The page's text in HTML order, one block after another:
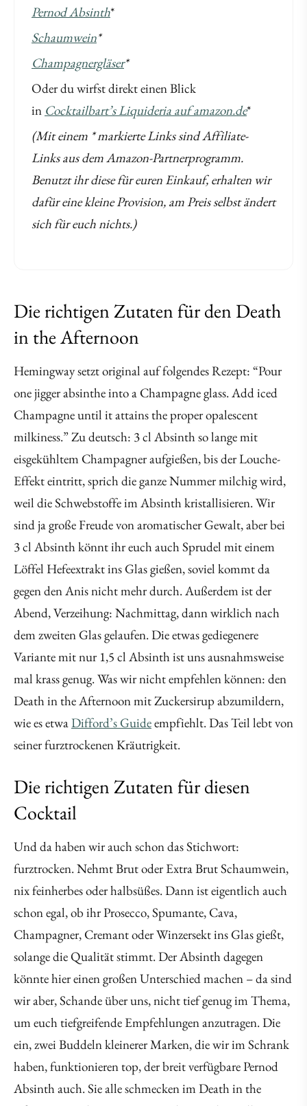
Pernod Absinth*
Schaumwein*
Champagnergläser*
Oder du wirfst direkt einen Blick
in Cocktailbart’s Liquideria auf amazon.de*
(Mit einem * markierte Links sind Affiliate-
Links aus dem Amazon-Partnerprogramm.
Benutzt ihr diese für euren Einkauf, erhalten wir
dafür eine kleine Provision, am Preis selbst ändert
sich für euch nichts.)
Die richtigen Zutaten für den Death
in the Afternoon
Hemingway setzt original auf folgendes Rezept: “Pour
one jigger absinthe into a Champagne glass. Add iced
Champagne until it attains the proper opalescent
milkiness.” Zu deutsch: 3 cl Absinth so lange mit
eisgekühltem Champagner aufgießen, bis der Louche-
Effekt eintritt, sprich die ganze Nummer milchig wird,
weil die Schwebstoffe im Absinth kristallisieren. Wir
sind ja große Freude von aromatischer Gewalt, aber bei
3 cl Absinth könnt ihr euch auch Sprudel mit einem
Löffel Hefeextrakt ins Glas gießen, soviel kommt da
gegen den Anis nicht mehr durch. Außerdem ist der
Abend, Verzeihung: Nachmittag, dann wirklich nach
dem zweiten Glas gelaufen. Die etwas gediegenere
Variante mit nur 1,5 cl Absinth ist uns ausnahmsweise
mal krass genug. Was wir nicht empfehlen können: den
Death in the Afternoon mit Zuckersirup abzumildern,
wie es etwaDifford’s Guideempfiehlt. Das Teil lebt von
seiner furztrockenen Kräutrigkeit.
Die richtigen Zutaten für diesen
Cocktail
Und da haben wir auch schon das Stichwort:
furztrocken. Nehmt Brut oder Extra Brut Schaumwein,
nix feinherbes oder halbsüßes. Dann ist eigentlich auch
schon egal, ob ihr Prosecco, Spumante, Cava,
Champagner, Cremant oder Winzersekt ins Glas gießt,
solange die Qualität stimmt. Der Absinth dagegen
könnte hier einen großen Unterschied machen – da sind
wir aber, Schande über uns, nicht tief genug im Thema,
um euch tiefgreifende Empfehlungen anzutragen. Die
ein, zwei Buddeln kleinerer Marken, die wir im Schrank
haben, funktionieren top, der breit verfügbare Pernod
Absinth auch. Sie alle schmecken im Death in the